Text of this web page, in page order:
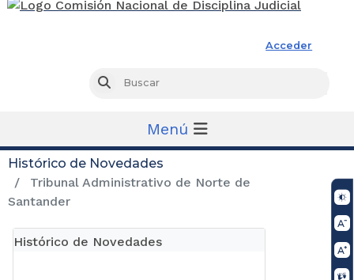
Acceder
Buscar
Menú
Histórico de Novedades
Tribunal Administrativo de Norte de
Santander
Histórico de Novedades